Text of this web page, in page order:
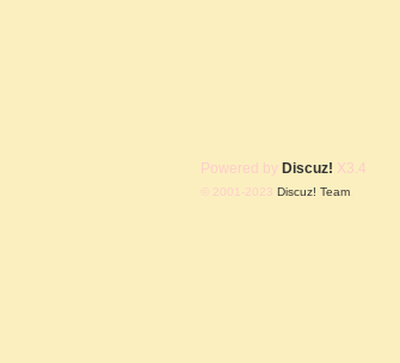
Powered by Discuz! X3.4
© 2001-2023 Discuz! Team